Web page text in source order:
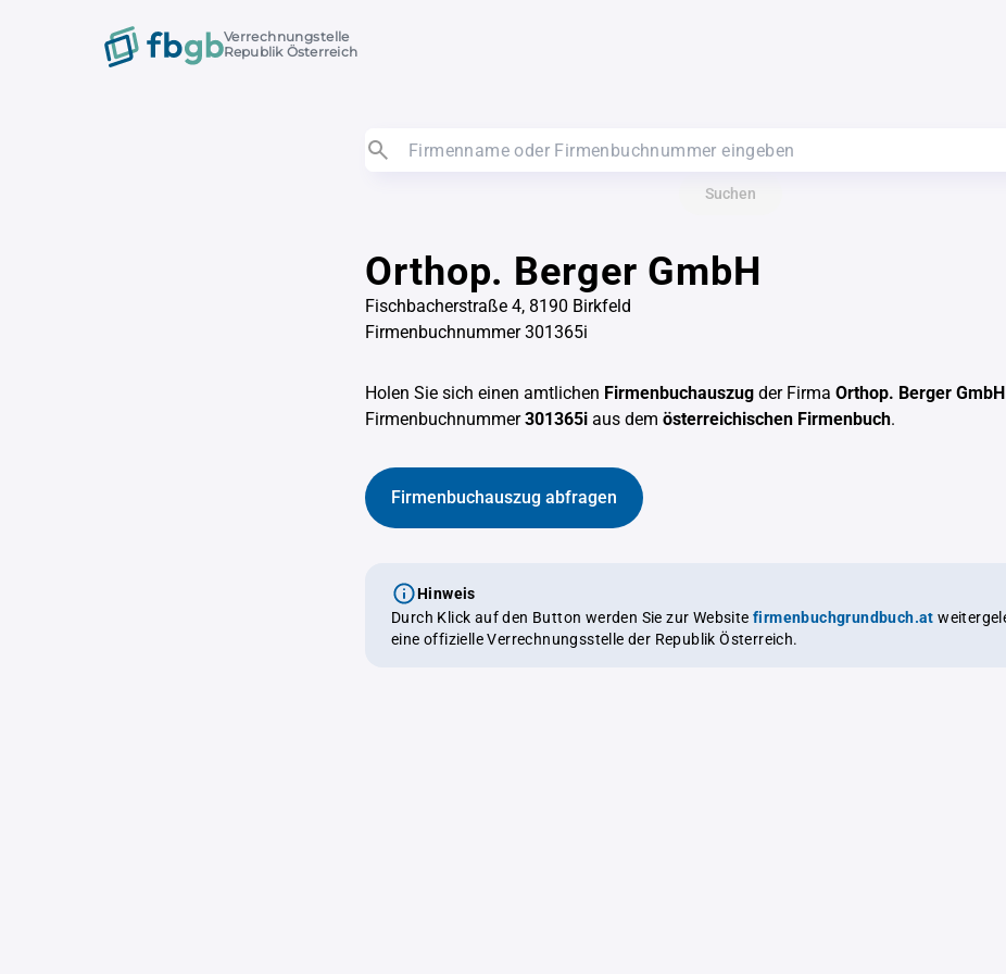
Verrechnungstelle
Republik Österreich
Suchen
Orthop. Berger GmbH
Fischbacherstraße 4, 8190 Birkfeld
Firmenbuchnummer 301365i
Holen Sie sich einen amtlichen Firmenbuchauszug der Firma Orthop. Berger GmbH
Firmenbuchnummer301365i aus dem österreichischen Firmenbuch.
Firmenbuchauszug abfragen
Hinweis
Durch Klick auf den Button werden Sie zur Website firmenbuchgrundbuch.at weitergeleitet,
eine offizielle Verrechnungsstelle der Republik Österreich.